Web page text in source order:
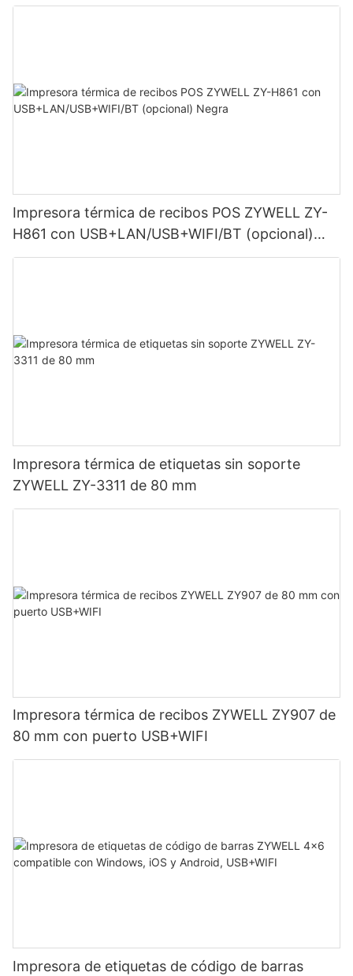
Impresora térmica de recibos POS ZYWELL ZY-
H861 con USB+LAN/USB+WIFI/BT (opcional)
Negra
Impresora térmica de etiquetas sin soporte
ZYWELL ZY-3311 de 80 mm
Impresora térmica de recibos ZYWELL ZY907 de
80 mm con puerto USB+WIFI
Impresora de etiquetas de código de barras